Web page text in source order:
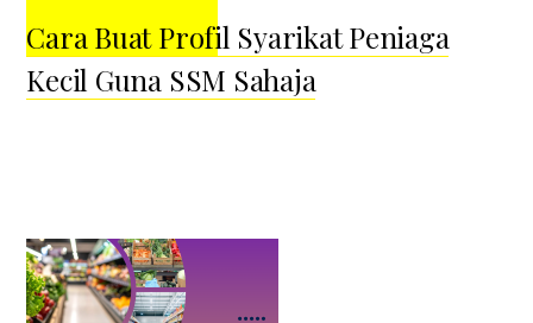
Cara Buat Profil Syarikat Peniaga
Kecil Guna SSM Sahaja